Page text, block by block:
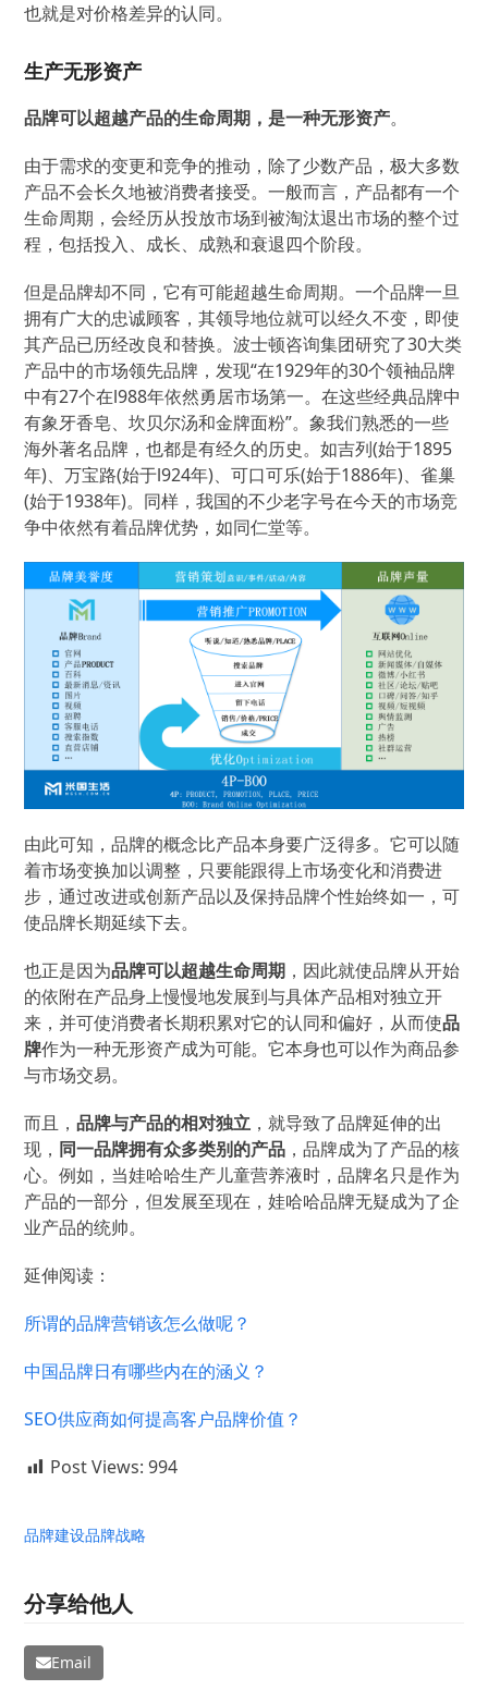
也就是对价格差异的认同。
生产无形资产
品牌可以超越产品的生命周期，是一种无形资产。
由于需求的变更和竞争的推动，除了少数产品，极大多数
产品不会长久地被消费者接受。一般而言，产品都有一个
生命周期，会经历从投放市场到被淘汰退出市场的整个过
程，包括投入、成长、成熟和衰退四个阶段。
但是品牌却不同，它有可能超越生命周期。一个品牌一旦
拥有广大的忠诚顾客，其领导地位就可以经久不变，即使
其产品已历经改良和替换。波士顿咨询集团研究了30大类
产品中的市场领先品牌，发现“在1929年的30个领袖品牌
中有27个在l988年依然勇居市场第一。在这些经典品牌中
有象牙香皂、坎贝尔汤和金牌面粉”。象我们熟悉的一些
海外著名品牌，也都是有经久的历史。如吉列(始于1895
年)、万宝路(始于l924年)、可口可乐(始于1886年)、雀巢
(始于1938年)。同样，我国的不少老字号在今天的市场竞
争中依然有着品牌优势，如同仁堂等。
由此可知，品牌的概念比产品本身要广泛得多。它可以随
着市场变换加以调整，只要能跟得上市场变化和消费进
步，通过改进或创新产品以及保持品牌个性始终如一，可
使品牌长期延续下去。
也正是因为品牌可以超越生命周期 ，因此就使品牌从开始
的依附在产品身上慢慢地发展到与具体产品相对独立开
来，并可使消费者长期积累对它的认同和偏好，从而使品
牌作为一种无形资产成为可能。它本身也可以作为商品参
与市场交易。
而且，品牌与产品的相对独立 ，就导致了品牌延伸的出
现， 同一品牌拥有众多类别的产品 ，品牌成为了产品的核
心。例如，当娃哈哈生产儿童营养液时，品牌名只是作为
产品的一部分，但发展至现在，娃哈哈品牌无疑成为了企
业产品的统帅。
延伸阅读：
所谓的品牌营销该怎么做呢？
中国品牌日有哪些内在的涵义？
SEO供应商如何提高客户品牌价值？
Post Views: 994
品牌建设品牌战略
分享给他人
Email